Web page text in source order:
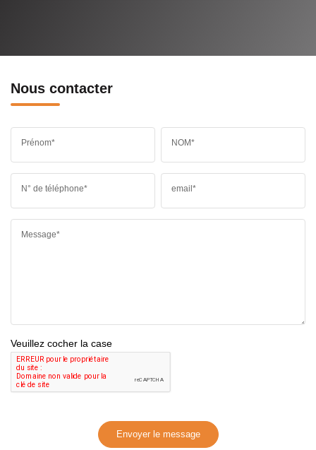
Nous contacter
Prénom* NOM*
N° de téléphone* email*
Message*
Veuillez cocher la case
Envoyer le message